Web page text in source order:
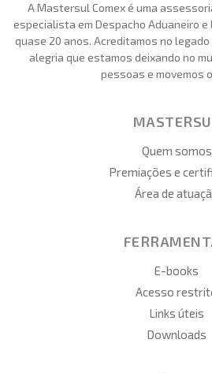
A Mastersul Comex é uma
especialista em Despacho Aduaneiro
quase 20 anos. Acreditamos no
alegria que estamos deixando no
pessoas e movemos
Quem somos
Premiações e
Área de
E-books
Acesso
Links úteis
Downloads